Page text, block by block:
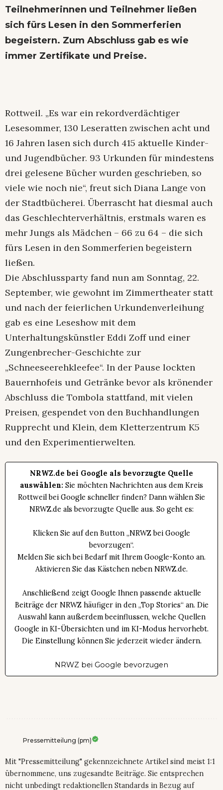
Teilnehmerinnen und Teilnehmer ließen
sich fürs Lesen in den Sommerferien
begeistern. Zum Abschluss gab es wie
immer Zertifikate und Preise.
Rottweil. „Es war ein rekordverdächtiger
Lesesommer, 130 Leseratten zwischen acht und
16 Jahren lasen sich durch 415 aktuelle Kinder-
und Jugendbücher. 93 Urkunden für mindestens
drei gelesene Bücher wurden geschrieben, so
viele wie noch nie“, freut sich Diana Lange von
der Stadtbücherei. Überrascht hat diesmal auch
das Geschlechterverhältnis, erstmals waren es
mehr Jungs als Mädchen – 66 zu 64 – die sich
fürs Lesen in den Sommerferien begeistern
ließen.
Die Abschlussparty fand nun am Sonntag, 22.
September, wie gewohnt im Zimmertheater statt
und nach der feierlichen Urkundenverleihung
gab es eine Leseshow mit dem
Unterhaltungskünstler Eddi Zoff und einer
Zungenbrecher-Geschichte zur
„Schneeseerehkleefee“. In der Pause lockten
Bauernhofeis und Getränke bevor als krönender
Abschluss die Tombola stattfand, mit vielen
Preisen, gespendet von den Buchhandlungen
Rupprecht und Klein, dem Kletterzentrum K5
und den Experimentierwelten.
NRWZ.de bei Google als bevorzugte Quelle
auswählen: Sie möchten Nachrichten aus dem Kreis
Rottweil bei Google schneller finden? Dann wählen Sie
NRWZ.de als bevorzugte Quelle aus. So geht es:
Klicken Sie auf den Button „NRWZ bei Google
bevorzugen“.
Melden Sie sich bei Bedarf mit Ihrem Google-Konto an.
Aktivieren Sie das Kästchen neben NRWZ.de.
Anschließend zeigt Google Ihnen passende aktuelle
Beiträge der NRWZ häufiger in den „Top Stories“ an. Die
Auswahl kann außerdem beeinflussen, welche Quellen
Google in KI-Übersichten und im KI-Modus hervorhebt.
Die Einstellung können Sie jederzeit wieder ändern.
NRWZ bei Google bevorzugen
Pressemitteilung (pm)
Mit "Pressemitteilung" gekennzeichnete Artikel sind meist 1:1
übernommene, uns zugesandte Beiträge. Sie entsprechen
nicht unbedingt redaktionellen Standards in Bezug auf